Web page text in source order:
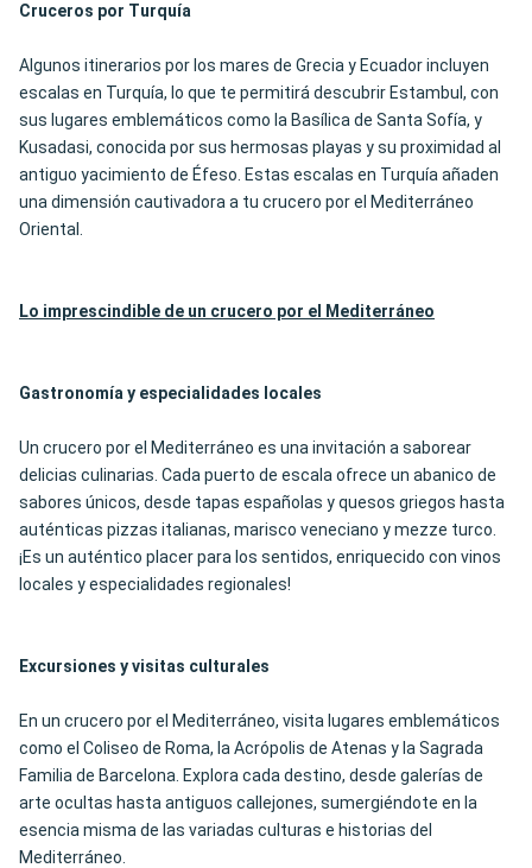
Cruceros por Turquía
Algunos itinerarios por los mares de Grecia y Ecuador incluyen
escalas en Turquía, lo que te permitirá descubrir Estambul, con
sus lugares emblemáticos como la Basílica de Santa Sofía, y
Kusadasi, conocida por sus hermosas playas y su proximidad al
antiguo yacimiento de Éfeso. Estas escalas en Turquía añaden
una dimensión cautivadora a tu crucero por el Mediterráneo
Oriental.
Lo imprescindible de un crucero por el Mediterráneo
Gastronomía y especialidades locales
Un crucero por el Mediterráneo es una invitación a saborear
delicias culinarias. Cada puerto de escala ofrece un abanico de
sabores únicos, desde tapas españolas y quesos griegos hasta
auténticas pizzas italianas, marisco veneciano y mezze turco.
¡Es un auténtico placer para los sentidos, enriquecido con vinos
locales y especialidades regionales!
Excursiones y visitas culturales
En un crucero por el Mediterráneo, visita lugares emblemáticos
como el Coliseo de Roma, la Acrópolis de Atenas y la Sagrada
Familia de Barcelona. Explora cada destino, desde galerías de
arte ocultas hasta antiguos callejones, sumergiéndote en la
esencia misma de las variadas culturas e historias del
Mediterráneo.